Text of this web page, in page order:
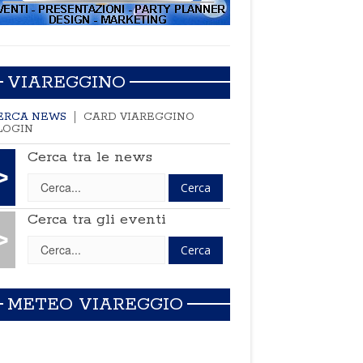
VIAREGGINO
NEWS
CARD VIAREGGINO
Cerca tra le news
Cerca tra gli eventi
METEO VIAREGGIO